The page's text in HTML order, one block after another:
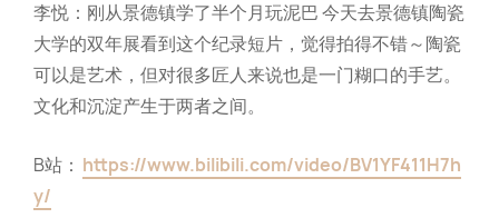
李悦：刚从景德镇学了半个月玩泥巴 今天去景德镇陶瓷
大学的双年展看到这个纪录短片，觉得拍得不错～陶瓷
可以是艺术，但对很多匠人来说也是一门糊口的手艺。
文化和沉淀产生于两者之间。
B站： https://www.bilibili.com/video/BV1YF411H7h
y/